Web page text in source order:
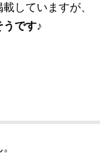
していますが、
です♪